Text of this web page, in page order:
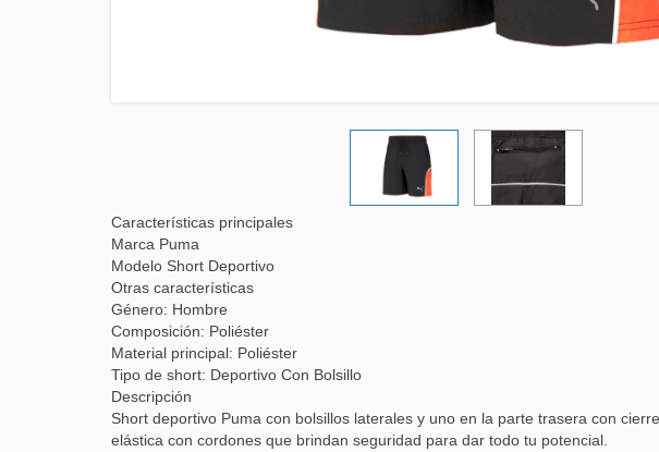
Características principales
Marca Puma
Modelo Short Deportivo
Otras características
Género: Hombre
Composición: Poliéster
Material principal: Poliéster
Tipo de short: Deportivo Con Bolsillo
Descripción
Short deportivo Puma con bolsillos laterales y uno en la parte trasera con
elástica con cordones que brindan seguridad para dar todo tu potencial.